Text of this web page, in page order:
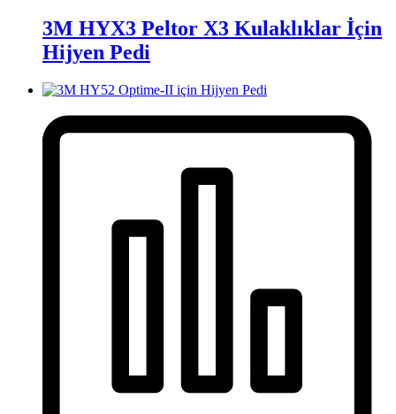
3M HYX3 Peltor X3 Kulaklıklar İçin
Hijyen Pedi